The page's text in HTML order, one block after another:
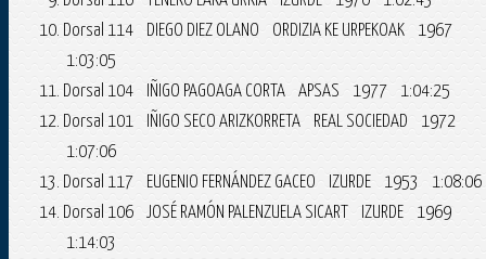
Dorsal 114 DIEGO DIEZ OLANO ORDIZIA KE URPEKOAK 1967
1:03:05
Dorsal 104 IÑIGO PAGOAGA CORTA APSAS 1977 1:04:25
Dorsal 101 IÑIGO SECO ARIZKORRETA REAL SOCIEDAD 1972
1:07:06
Dorsal 117 EUGENIO FERNÁNDEZ GACEO IZURDE 1953 1:08:06
Dorsal 106 JOSÉ RAMÓN PALENZUELA SICART IZURDE 1969
1:14:03